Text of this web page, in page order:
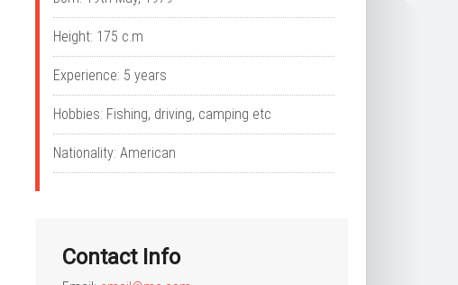
Height: 175 c.m
Experience: 5 years
Hobbies: Fishing, driving, camping etc
Nationality: American
Contact Info